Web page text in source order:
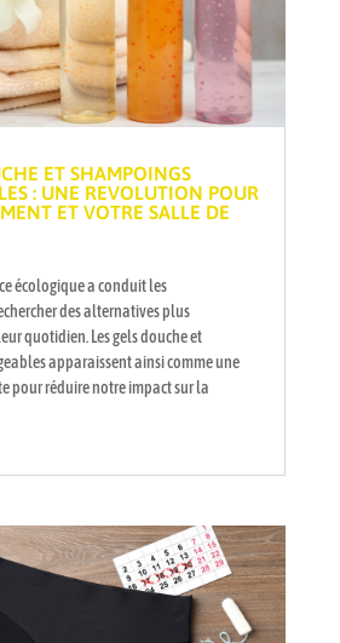
ET SHAMPOINGS
: UNE REVOLUTION POUR
ET VOTRE SALLE DE
écologique a conduit les
des alternatives plus
quotidien. Les gels douche et
apparaissent ainsi comme une
pour réduire notre impact sur la